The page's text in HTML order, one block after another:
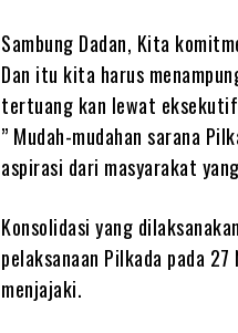
Sambung Dadan, Kita
Dan itu kita harus
tertuang kan lewat
” Mudah-mudahan sarana
aspirasi dari masyarakat
Konsolidasi yang
pelaksanaan Pilkada pada
menjajaki.